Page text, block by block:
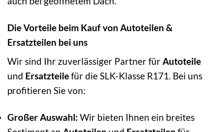
Die Vorteile beim Kauf von Autoteilen &
Ersatzteilen bei uns
Wir sind Ihr zuverlässiger Partner fürAutoteile
und Ersatzteilefür die SLK-Klasse R171. Bei uns
profitieren Sie von:
Großer Auswahl: Wir bieten Ihnen ein breites